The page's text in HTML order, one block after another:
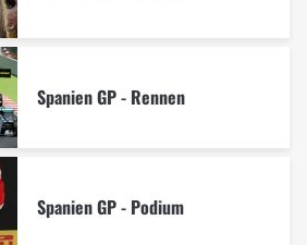
Spanien GP - Rennen
Spanien GP - Podium